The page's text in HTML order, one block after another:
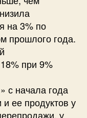
на 3% по
прошлого года.
при 9%
с начала года
ее продуктов у
у